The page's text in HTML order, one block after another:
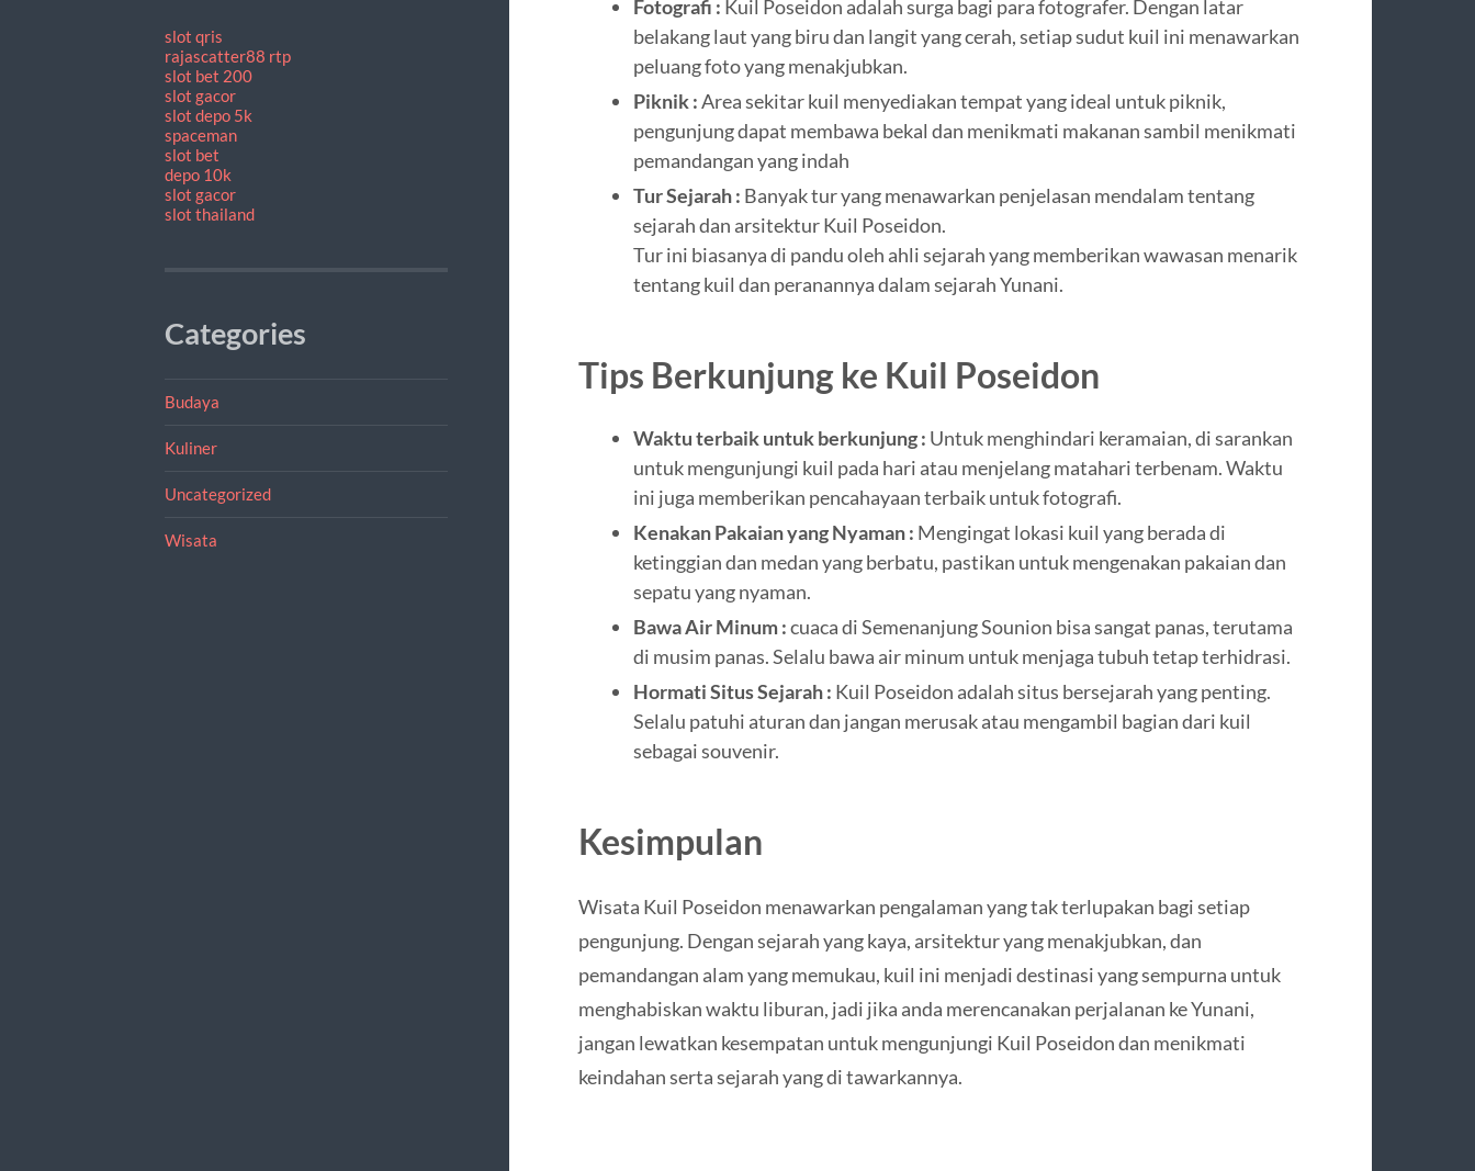
slot qris
rajascatter88 rtp
slot bet 200
slot gacor
slot depo 5k
spaceman
slot bet
depo 10k
slot gacor
slot thailand
Categories
Budaya
Kuliner
Uncategorized
Wisata
Fotografi : Kuil Poseidon adalah surga bagi para fotografer. Dengan latar
belakang laut yang biru dan langit yang cerah, setiap sudut kuil ini menawarkan
peluang foto yang menakjubkan.
Piknik :Area sekitar kuil menyediakan tempat yang ideal untuk piknik,
pengunjung dapat membawa bekal dan menikmati makanan sambil menikmati
pemandangan yang indah
Tur Sejarah : Banyak tur yang menawarkan penjelasan mendalam tentang
sejarah dan arsitektur Kuil Poseidon.
Tur ini biasanya di pandu oleh ahli sejarah yang memberikan wawasan menarik
tentang kuil dan peranannya dalam sejarah Yunani.
Tips Berkunjung ke Kuil Poseidon
Waktu terbaik untuk berkunjung : Untuk menghindari keramaian, di sarankan
untuk mengunjungi kuil pada hari atau menjelang matahari terbenam. Waktu
ini juga memberikan pencahayaan terbaik untuk fotografi.
Kenakan Pakaian yang Nyaman : Mengingat lokasi kuil yang berada di
ketinggian dan medan yang berbatu, pastikan untuk mengenakan pakaian dan
sepatu yang nyaman.
Bawa Air Minum :cuaca di Semenanjung Sounion bisa sangat panas, terutama
di musim panas. Selalu bawa air minum untuk menjaga tubuh tetap terhidrasi.
Hormati Situs Sejarah : Kuil Poseidon adalah situs bersejarah yang penting.
Selalu patuhi aturan dan jangan merusak atau mengambil bagian dari kuil
sebagai souvenir.
Kesimpulan
Wisata Kuil Poseidon menawarkan pengalaman yang tak terlupakan bagi setiap
pengunjung. Dengan sejarah yang kaya, arsitektur yang menakjubkan, dan
pemandangan alam yang memukau, kuil ini menjadi destinasi yang sempurna untuk
menghabiskan waktu liburan, jadi jika anda merencanakan perjalanan ke Yunani,
jangan lewatkan kesempatan untuk mengunjungi Kuil Poseidon dan menikmati
keindahan serta sejarah yang di tawarkannya.